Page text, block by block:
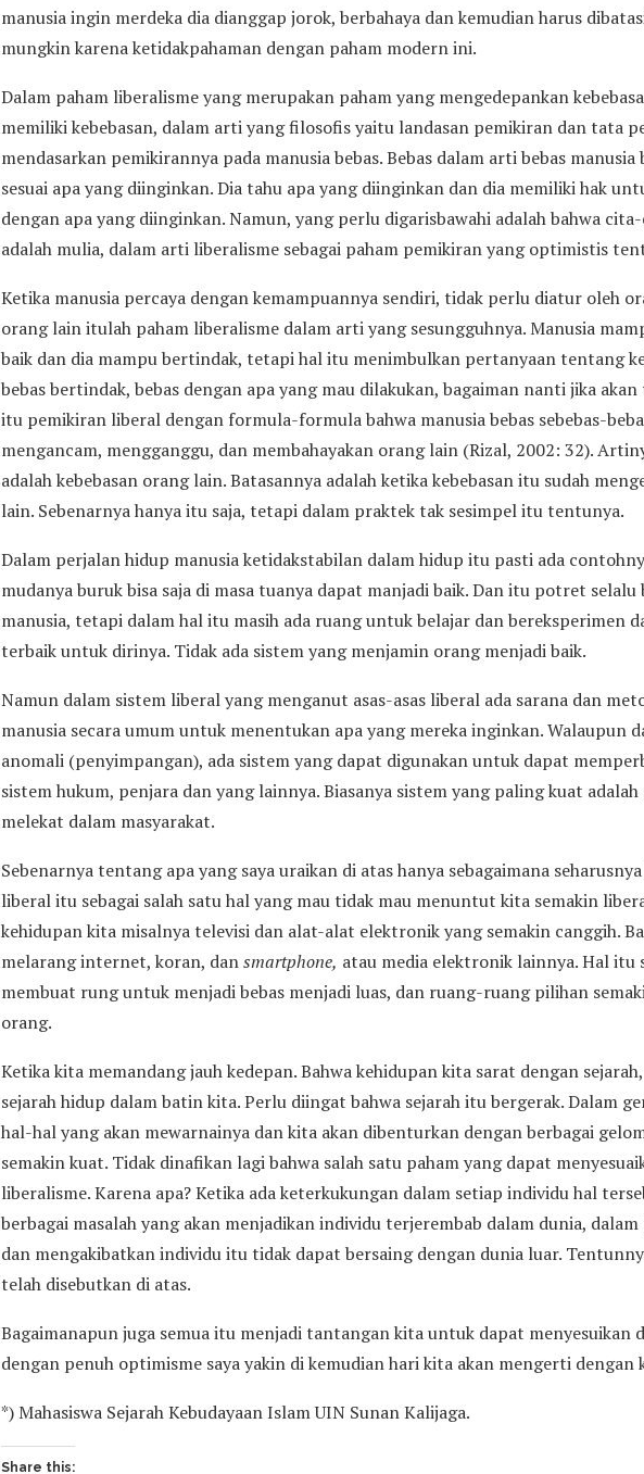
manusia ingin merdeka dia dianggap jorok, berbahaya dan kemudian harus
mungkin karena ketidakpahaman dengan paham modern ini.
Dalam paham liberalisme yang merupakan paham yang mengedepankan
memiliki kebebasan, dalam arti yang filosofis yaitu landasan pemikiran dan tata
mendasarkan pemikirannya pada manusia bebas. Bebas dalam arti bebas
sesuai apa yang diinginkan. Dia tahu apa yang diinginkan dan dia memiliki hak
dengan apa yang diinginkan. Namun, yang perlu digarisbawahi adalah bahwa
adalah mulia, dalam arti liberalisme sebagai paham pemikiran yang optimistis
Ketika manusia percaya dengan kemampuannya sendiri, tidak perlu diatur oleh
orang lain itulah paham liberalisme dalam arti yang sesungguhnya. Manusia
baik dan dia mampu bertindak, tetapi hal itu menimbulkan pertanyaan tentang
bebas bertindak, bebas dengan apa yang mau dilakukan, bagaiman nanti jika
itu pemikiran liberal dengan formula-formula bahwa manusia bebas sebebas-
mengancam, mengganggu, dan membahayakan orang lain (Rizal, 2002: 32).
adalah kebebasan orang lain. Batasannya adalah ketika kebebasan itu sudah
lain. Sebenarnya hanya itu saja, tetapi dalam praktek tak sesimpel itu tentunya.
Dalam perjalan hidup manusia ketidakstabilan dalam hidup itu pasti ada
mudanya buruk bisa saja di masa tuanya dapat manjadi baik. Dan itu potret
manusia, tetapi dalam hal itu masih ada ruang untuk belajar dan bereksperimen
terbaik untuk dirinya. Tidak ada sistem yang menjamin orang menjadi baik.
Namun dalam sistem liberal yang menganut asas-asas liberal ada sarana dan
manusia secara umum untuk menentukan apa yang mereka inginkan. Walaupun
anomali (penyimpangan), ada sistem yang dapat digunakan untuk dapat
sistem hukum, penjara dan yang lainnya. Biasanya sistem yang paling kuat
melekat dalam masyarakat.
Sebenarnya tentang apa yang saya uraikan di atas hanya sebagaimana
liberal itu sebagai salah satu hal yang mau tidak mau menuntut kita semakin
kehidupan kita misalnya televisi dan alat-alat elektronik yang semakin canggih.
melarang internet, koran, dansmartphone, atau media elektronik lainnya. Hal itu
membuat rung untuk menjadi bebas menjadi luas, dan ruang-ruang pilihan
orang.
Ketika kita memandang jauh kedepan. Bahwa kehidupan kita sarat dengan
sejarah hidup dalam batin kita. Perlu diingat bahwa sejarah itu bergerak. Dalam
hal-hal yang akan mewarnainya dan kita akan dibenturkan dengan berbagai
semakin kuat. Tidak dinafikan lagi bahwa salah satu paham yang dapat
liberalisme. Karena apa? Ketika ada keterkukungan dalam setiap individu hal
berbagai masalah yang akan menjadikan individu terjerembab dalam dunia,
dan mengakibatkan individu itu tidak dapat bersaing dengan dunia luar.
telah disebutkan di atas.
Bagaimanapun juga semua itu menjadi tantangan kita untuk dapat menyesuikan
dengan penuh optimisme saya yakin di kemudian hari kita akan mengerti dengan
*) Mahasiswa Sejarah Kebudayaan Islam UIN Sunan Kalijaga.
Share this: